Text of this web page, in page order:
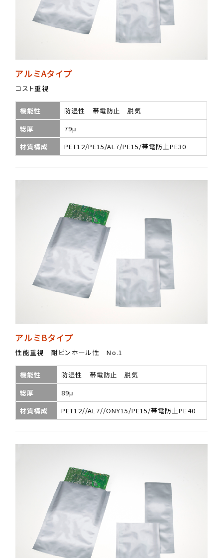
アルミAタイプ
コスト重視
機能性
防湿性 帯電防止 脱気
総厚
79μ
材質構成
PET12/PE15/AL7/PE15/帯電防止PE30
アルミBタイプ
性能重視 耐ピンホール性 No.1
機能性
防湿性 帯電防止 脱気
総厚
89μ
材質構成
PET12//AL7//ONY15/PE15/帯電防止PE40